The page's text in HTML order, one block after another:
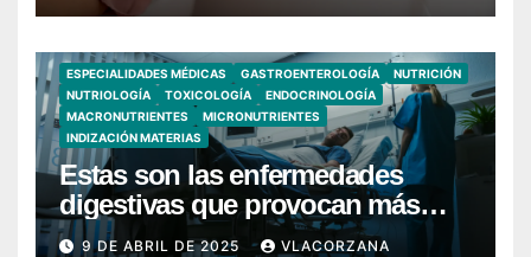
ESPECIALIDADES MÉDICAS GASTROENTEROLOGÍA
NUTRICIÓN
NUTRIOLOGÍA
TOXICOLOGÍA
ENDOCRINOLOGÍA
MACRONUTRIENTES
MICRONUTRIENTES
INDIZACIÓN MATERIAS
Estas son las enfermedades
digestivas que provocan más
hospitalizaciones en España
9 DE ABRIL DE 2025 VLACORZANA